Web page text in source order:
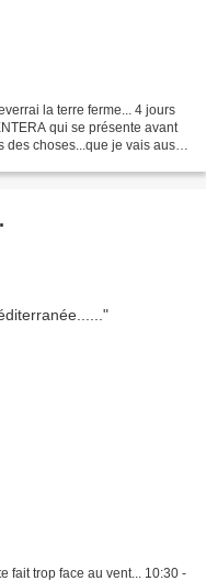
la terre ferme... 4 jours
qui se présente avant
des choses...que je vais aussi
fait trop face au vent... 10:30 -